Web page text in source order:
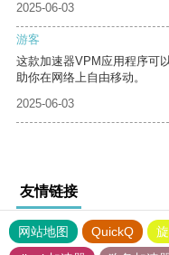
2025-06-03
游客
这款加速器VPM应用程序可
助你在网络上自由移动。
2025-06-03
友情链接
网站地图 QuickQ